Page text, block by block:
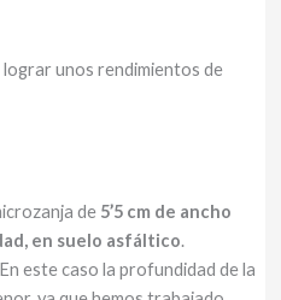
unos rendimientos de
de 5’5 cm de ancho
en suelo asfáltico.
la profundidad de la